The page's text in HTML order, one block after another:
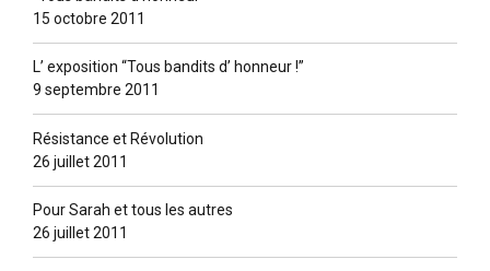
15 octobre 2011
L’ exposition “Tous bandits d’ honneur !”
9 septembre 2011
Résistance et Révolution
26 juillet 2011
Pour Sarah et tous les autres
26 juillet 2011